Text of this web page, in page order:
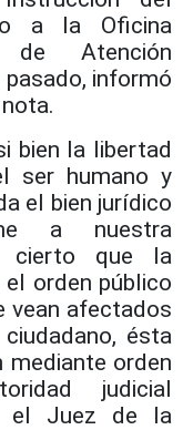
a la Oficina
Atención
informó
bien la libertad
ser humano y
el bien jurídico
a nuestra
cierto que la
orden público
vean afectados
ésta
mediante orden
judicial
el Juez de la